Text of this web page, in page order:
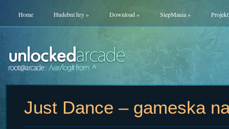
Home Hudební hry» Download» StepMania»
Just Dance – gameska